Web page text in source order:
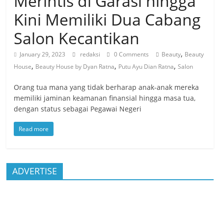
Kini Memiliki Dua Cabang
Salon Kecantikan
January 29, 2023 redaksi 0 Comments Beauty, Beauty
House, Beauty House by Dyan Ratna, Putu Ayu Dian Ratna,Salon
Orang tua mana yang tidak berharap anak-anak mereka
memiliki jaminan keamanan finansial hingga masa tua,
dengan status sebagai Pegawai Negeri
Read more
ADVERTISE